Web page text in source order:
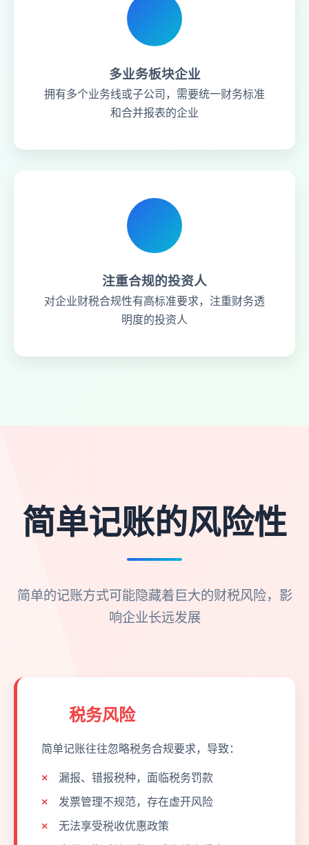
多业务板块企业
拥有多个业务线或子公司，需要统一财务标准
和合并报表的企业
注重合规的投资人
对企业财税合规性有高标准要求，注重财务透
明度的投资人
简单记账的风险性
简单的记账方式可能隐藏着巨大的财税风险，影
响企业长远发展
税务风险
简单记账往往忽略税务合规要求，导致：
漏报、错报税种，面临税务罚款
发票管理不规范，存在虚开风险
无法享受税收优惠政策